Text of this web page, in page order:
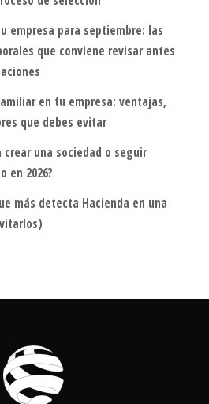
empresa para septiembre: las
que conviene revisar antes
en tu empresa: ventajas,
que debes evitar
crear una sociedad o seguir
en 2026?
más detecta Hacienda en una